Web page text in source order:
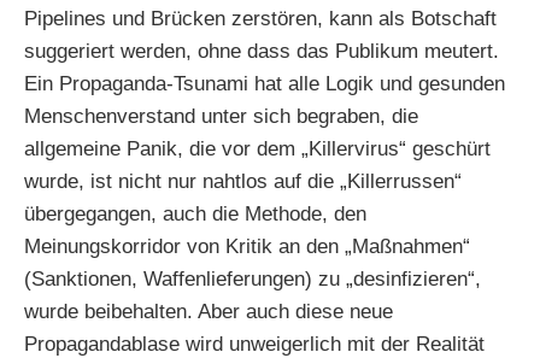
Pipelines und Brücken zerstören, kann als Botschaft
suggeriert werden, ohne dass das Publikum meutert.
Ein Propaganda-Tsunami hat alle Logik und gesunden
Menschenverstand unter sich begraben, die
allgemeine Panik, die vor dem „Killervirus“ geschürt
wurde, ist nicht nur nahtlos auf die „Killerrussen“
übergegangen, auch die Methode, den
Meinungskorridor von Kritik an den „Maßnahmen“
(Sanktionen, Waffenlieferungen) zu „desinfizieren“,
wurde beibehalten. Aber auch diese neue
Propagandablase wird unweigerlich mit der Realität